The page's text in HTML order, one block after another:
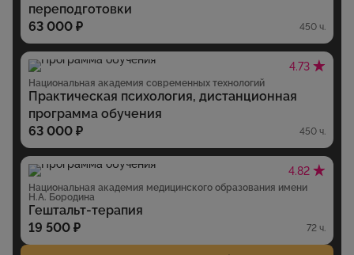
переподготовки
63 000 ₽
450 ч.
4.73
Национальная академия современных технологий
Практическая психология, дистанционная
программа обучения
63 000 ₽
450 ч.
4.82
Национальная академия медицинского образования имени
Н.А. Бородина
Гештальт-терапия
19 500 ₽
72 ч.